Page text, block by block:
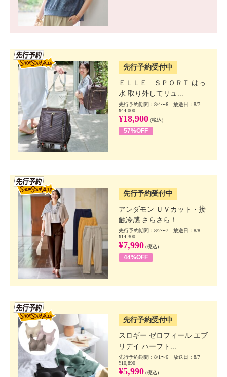
先行予約受付中
ＥＬＬＥ ＳＰＯＲＴ はっ
水 取り外してリュ...
先行予約期間：8/4〜6 放送日：8/7
¥44,000
¥18,900 (税込)
57%OFF
先行予約受付中
アンダモン ＵＶカット・接
触冷感 さらさら！...
先行予約期間：8/2〜7 放送日：8/8
¥14,300
¥7,990 (税込)
44%OFF
先行予約受付中
スロギー ゼロフィール エブ
リデイ ハーフト...
先行予約期間：8/1〜6 放送日：8/7
¥10,890
¥5,990 (税込)